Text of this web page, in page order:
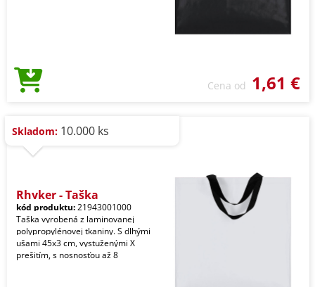
Cena od 1,61 €
Skladom: 10.000 ks
Rhyker - Taška
kód produktu:21943001000
Taška vyrobená z laminovanej
polypropylénovej tkaniny. S dlhými
ušami 45x3 cm, vystuženými X
prešitím, s nosnosťou až 8